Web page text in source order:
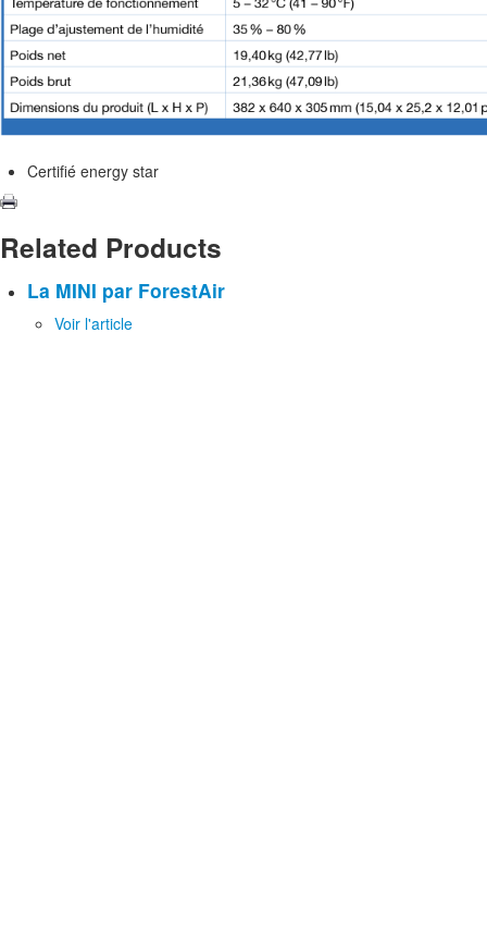
Certifié energy star
Related Products
La MINI par ForestAir
Voir l'article